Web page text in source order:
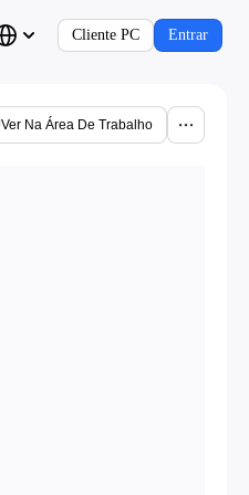
Cliente PC Entrar
Ver Na Área De Trabalho